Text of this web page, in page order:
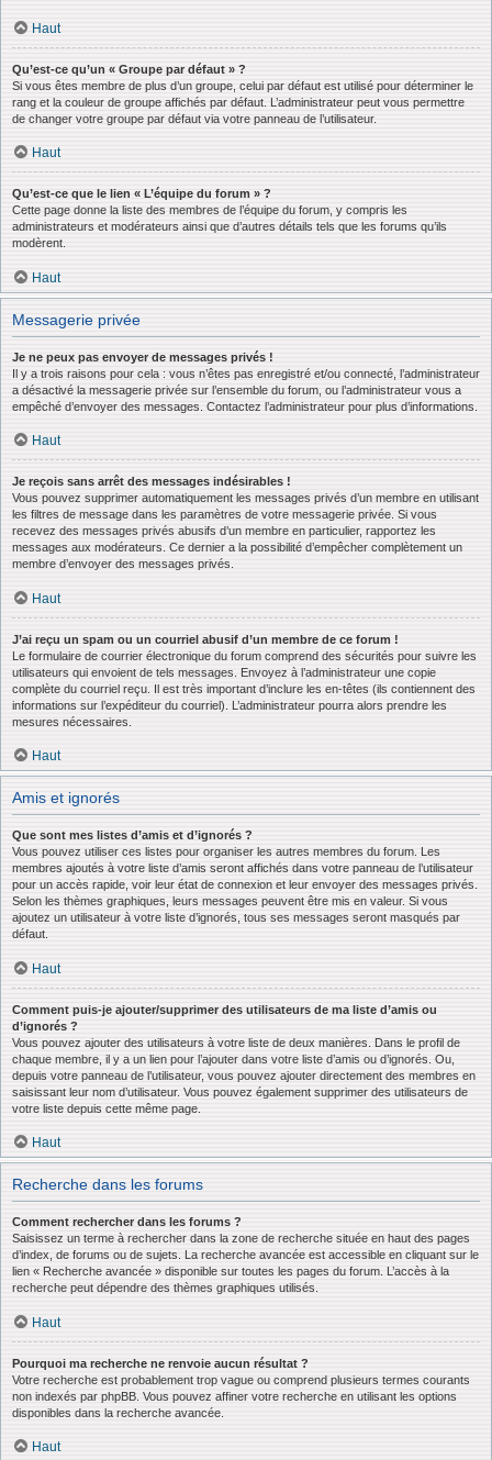
Haut
Qu’est-ce qu’un « Groupe par défaut » ?
Si vous êtes membre de plus d’un groupe, celui par défaut est utilisé pour déterminer le
rang et la couleur de groupe affichés par défaut. L’administrateur peut vous permettre
de changer votre groupe par défaut via votre panneau de l’utilisateur.
Haut
Qu’est-ce que le lien « L’équipe du forum » ?
Cette page donne la liste des membres de l’équipe du forum, y compris les
administrateurs et modérateurs ainsi que d’autres détails tels que les forums qu’ils
modèrent.
Haut
Messagerie privée
Je ne peux pas envoyer de messages privés !
Il y a trois raisons pour cela : vous n’êtes pas enregistré et/ou connecté, l’administrateur
a désactivé la messagerie privée sur l’ensemble du forum, ou l’administrateur vous a
empêché d’envoyer des messages. Contactez l’administrateur pour plus d’informations.
Haut
Je reçois sans arrêt des messages indésirables !
Vous pouvez supprimer automatiquement les messages privés d’un membre en utilisant
les filtres de message dans les paramètres de votre messagerie privée. Si vous
recevez des messages privés abusifs d’un membre en particulier, rapportez les
messages aux modérateurs. Ce dernier a la possibilité d’empêcher complètement un
membre d’envoyer des messages privés.
Haut
J’ai reçu un spam ou un courriel abusif d’un membre de ce forum !
Le formulaire de courrier électronique du forum comprend des sécurités pour suivre les
utilisateurs qui envoient de tels messages. Envoyez à l’administrateur une copie
complète du courriel reçu. Il est très important d’inclure les en-têtes (ils contiennent des
informations sur l’expéditeur du courriel). L’administrateur pourra alors prendre les
mesures nécessaires.
Haut
Amis et ignorés
Que sont mes listes d’amis et d’ignorés ?
Vous pouvez utiliser ces listes pour organiser les autres membres du forum. Les
membres ajoutés à votre liste d’amis seront affichés dans votre panneau de l’utilisateur
pour un accès rapide, voir leur état de connexion et leur envoyer des messages privés.
Selon les thèmes graphiques, leurs messages peuvent être mis en valeur. Si vous
ajoutez un utilisateur à votre liste d’ignorés, tous ses messages seront masqués par
défaut.
Haut
Comment puis-je ajouter/supprimer des utilisateurs de ma liste d’amis ou
d’ignorés ?
Vous pouvez ajouter des utilisateurs à votre liste de deux manières. Dans le profil de
chaque membre, il y a un lien pour l’ajouter dans votre liste d’amis ou d’ignorés. Ou,
depuis votre panneau de l’utilisateur, vous pouvez ajouter directement des membres en
saisissant leur nom d’utilisateur. Vous pouvez également supprimer des utilisateurs de
votre liste depuis cette même page.
Haut
Recherche dans les forums
Comment rechercher dans les forums ?
Saisissez un terme à rechercher dans la zone de recherche située en haut des pages
d’index, de forums ou de sujets. La recherche avancée est accessible en cliquant sur le
lien « Recherche avancée » disponible sur toutes les pages du forum. L’accès à la
recherche peut dépendre des thèmes graphiques utilisés.
Haut
Pourquoi ma recherche ne renvoie aucun résultat ?
Votre recherche est probablement trop vague ou comprend plusieurs termes courants
non indexés par phpBB. Vous pouvez affiner votre recherche en utilisant les options
disponibles dans la recherche avancée.
Haut